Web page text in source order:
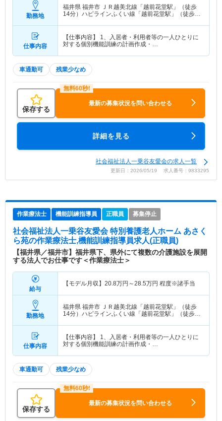
勤務地
福井県 福井市 ＪＲ越美北線「越前花堂駅」（徒歩
14分）ハピラインふくい線「越前花堂駅」（徒歩
仕事内容
【仕事内容】 1、入居者・利用者等の一人ひとりに
対する個別機能訓練の計画作成・…
車通勤可 残業少なめ
保存する
最新の募集状況を問い合わせる
詳細を見る
社会福祉法人一乗谷友愛会の求人一覧
更新日：2026/05/19 求人番号：9833295
作業療法士 機能訓練指導員 正職員 募集停止
社会福祉法人一乗谷友愛会 特別養護老人ホーム あさく
ら苑の作業療法士,機能訓練指導員求人(正職員)
【福井県／福井市】福井県下、県外にて複数の介護施設を展開
する法人でお仕事です＜作業療法士＞
給与
【モデル月収】 20.8万円～28.5万円 程度※諸手当
勤務地
福井県 福井市 ＪＲ越美北線「越前花堂駅」（徒歩
14分）ハピラインふくい線「越前花堂駅」（徒歩
仕事内容
【仕事内容】 1、入居者・利用者等の一人ひとりに
対する個別機能訓練の計画作成・…
車通勤可 残業少なめ
保存する
最新の募集状況を問い合わせる